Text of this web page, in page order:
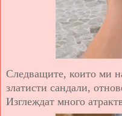
Следващите, които ми
златисти сандали,
Изглеждат много